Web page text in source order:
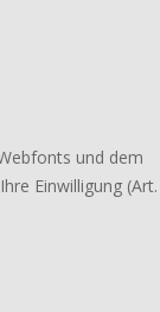
und dem
Einwilligung (Art.